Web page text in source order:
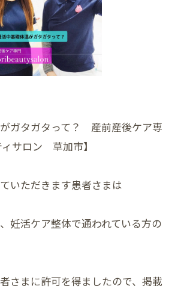
がガタガタって？ 産前産後ケア専
サロン 草加市】
いただきます患者さまは
妊活ケア整体で通われている方の
さまに許可を得ましたので、掲載